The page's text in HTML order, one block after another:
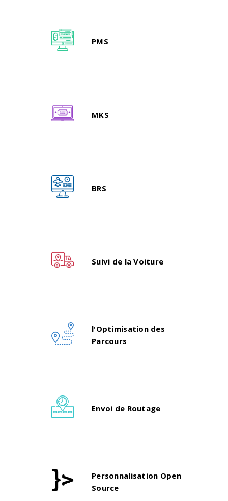
PMS
MKS
BRS
Suivi de la Voiture
l'Optimisation des
Parcours
Envoi de Routage
Personnalisation Open
Source